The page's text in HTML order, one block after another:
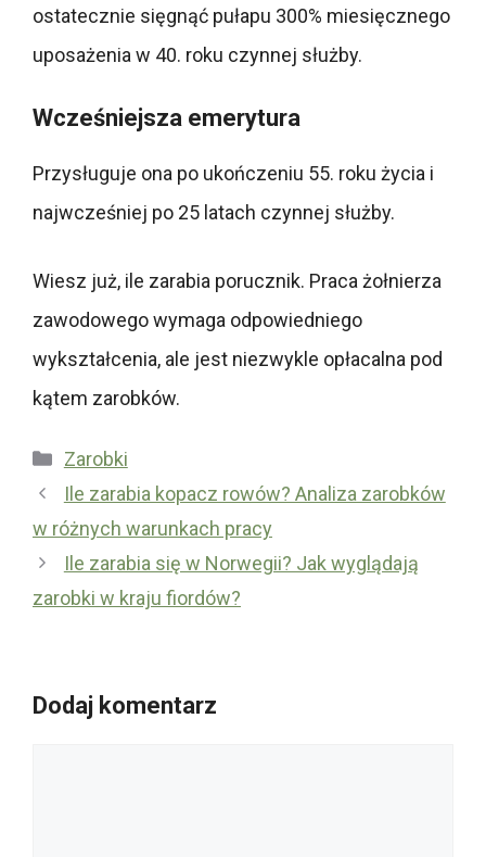
ostatecznie sięgnąć pułapu 300% miesięcznego
uposażenia w 40. roku czynnej służby.
Wcześniejsza emerytura
Przysługuje ona po ukończeniu 55. roku życia i
najwcześniej po 25 latach czynnej służby.
Wiesz już, ile zarabia porucznik. Praca żołnierza
zawodowego wymaga odpowiedniego
wykształcenia, ale jest niezwykle opłacalna pod
kątem zarobków.
Kategorie
Zarobki
Ile zarabia kopacz rowów? Analiza zarobków
w różnych warunkach pracy
Ile zarabia się w Norwegii? Jak wyglądają
zarobki w kraju fiordów?
Dodaj komentarz